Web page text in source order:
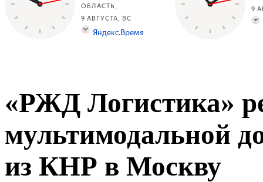
«РЖД Логистика»
мультимодальной
из КНР в Москву